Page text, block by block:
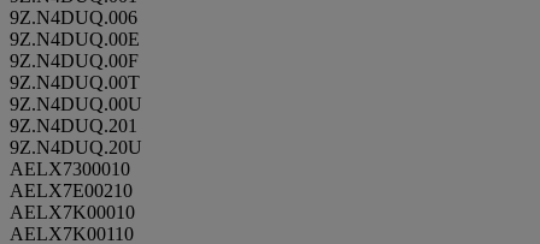
9Z.N4DUQ.006
9Z.N4DUQ.00E
9Z.N4DUQ.00F
9Z.N4DUQ.00T
9Z.N4DUQ.00U
9Z.N4DUQ.201
9Z.N4DUQ.20U
AELX7300010
AELX7E00210
AELX7K00010
AELX7K00110